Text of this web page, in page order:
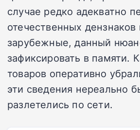
случае редко адекватно
отечественных дензнаков
зарубежные, данный
зафиксировать в памяти.
товаров оперативно
эти сведения нереально
разлетелись по сети.